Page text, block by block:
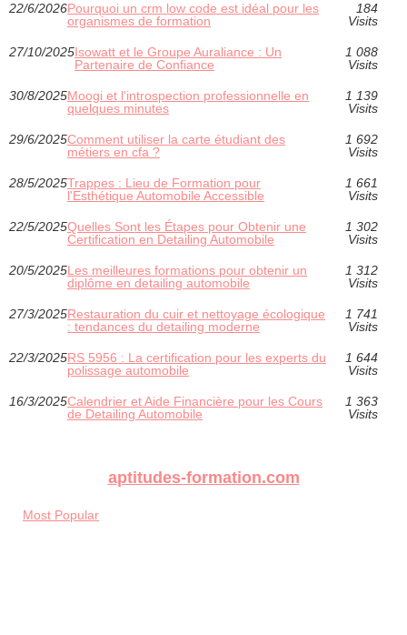
22/6/2026Pourquoi un crm low code est idéal pour les
organismes de formation
184
Visits
27/10/2025Isowatt et le Groupe Auraliance : Un
Partenaire de Confiance
1 088
Visits
30/8/2025Moogi et l’introspection professionnelle en
quelques minutes
1 139
Visits
29/6/2025Comment utiliser la carte étudiant des
métiers en cfa ?
1 692
Visits
28/5/2025Trappes : Lieu de Formation pour
l'Esthétique Automobile Accessible
1 661
Visits
22/5/2025Quelles Sont les Étapes pour Obtenir une
Certification en Detailing Automobile
1 302
Visits
20/5/2025Les meilleures formations pour obtenir un
diplôme en detailing automobile
1 312
Visits
27/3/2025Restauration du cuir et nettoyage écologique
: tendances du detailing moderne
1 741
Visits
22/3/2025RS 5956 : La certification pour les experts du
polissage automobile
1 644
Visits
16/3/2025Calendrier et Aide Financière pour les Cours
de Detailing Automobile
1 363
Visits
aptitudes-formation.com
Most Popular